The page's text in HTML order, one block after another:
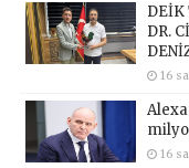
DEİK
DR.
16
16